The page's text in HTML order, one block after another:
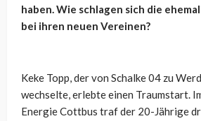
haben. Wie schlagen sich die
bei ihren neuen Vereinen?
Keke Topp, der von Schalke 04 zu
wechselte, erlebte einen Traumstart.
Energie Cottbus traf der 20-Jährige